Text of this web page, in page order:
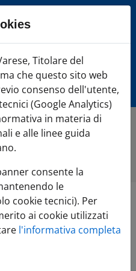
informazioni correlate
Varese
le notizie»LIUC e Camera di
talento e impegno degli
di
di Varese,
Titolare del
che questo sito web
consenso dell'utente,
(Google Analytics)
in materia di
e alle linee guida
consente la
le
cookie tecnici). Per
ai cookie utilizzati
l'informativa completa